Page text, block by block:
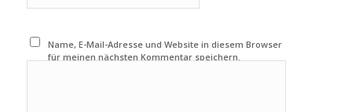
Name, E-Mail-Adresse und Website in diesem Browser
für meinen nächsten Kommentar speichern.